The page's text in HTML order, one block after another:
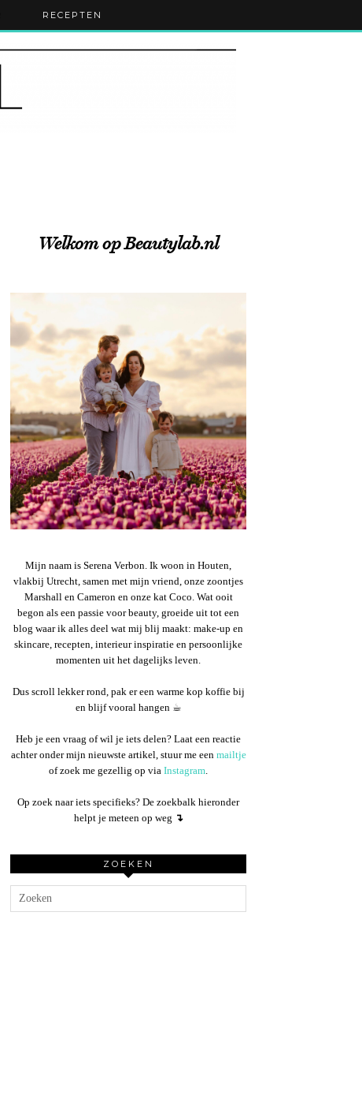
RECEPTEN
Welkom op Beautylab.nl
Mijn naam is Serena Verbon. Ik woon in Houten,
vlakbij Utrecht, samen met mijn vriend, onze zoontjes
Marshall en Cameron en onze kat Coco. Wat ooit
begon als een passie voor beauty, groeide uit tot een
blog waar ik alles deel wat mij blij maakt: make-up en
skincare, recepten, interieur inspiratie en persoonlijke
momenten uit het dagelijks leven.
Dus scroll lekker rond, pak er een warme kop koffie bij
en blijf vooral hangen ☕︎
Heb je een vraag of wil je iets delen? Laat een reactie
achter onder mijn nieuwste artikel, stuur me een mailtje
of zoek me gezellig op via Instagram.
Op zoek naar iets specifieks? De zoekbalk hieronder
helpt je meteen op weg ↴
ZOEKEN